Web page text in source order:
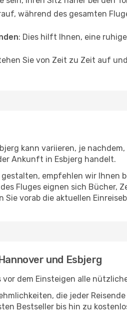
während des gesamten
: Dies hilft Ihnen, eine
Sie von Zeit zu Zeit auf
kann variieren, je
Ankunft in Esbjerg handelt.
empfehlen wir Ihnen
Fluges eignen sich Bücher,
vorab die aktuellen
und Esbjerg
dem Einsteigen alle
die jeder
Bestseller bis hin zu